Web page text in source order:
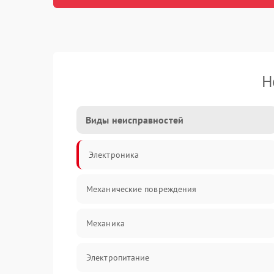
Виды неисправностей
Электроника
Механические повреждения
Механика
Электропитание